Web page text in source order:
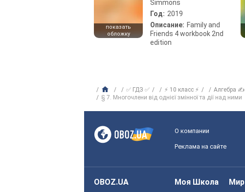
показать
обложку
Simmons
Год: 2019
Описание: Family and
Friends 4 workbook 2nd
edition
✅ ГДЗ ✅ ⚡ 10 класс ⚡ Алгебра ✍
§ 7. Многочлени від однієї змінної та дії над ними
О компании
Реклама на сайте
OBOZ.UA Моя Школа Мир